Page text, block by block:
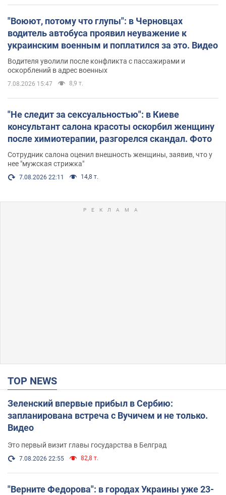
"Воюют, потому что глупы": в Черновцах
водитель автобуса проявил неуважение к
украинским военным и поплатился за это. Видео
Водителя уволили после конфликта с пассажирами и
оскорблений в адрес военных
7.08.2026 15:47 8,9 т.
"Не следит за сексуальностью": в Киеве
консультант салона красоты оскорбил женщину
после химиотерапии, разгорелся скандал. Фото
Сотрудник салона оценил внешность женщины, заявив, что у
нее "мужская стрижка"
7.08.2026 22:11 14,8 т.
TOP NEWS
Зеленский впервые прибыл в Сербию:
запланирована встреча с Вучичем и не только.
Видео
Это первый визит главы государства в Белград
7.08.2026 22:55 82,8 т.
"Верните Федорова": в городах Украины уже 23-